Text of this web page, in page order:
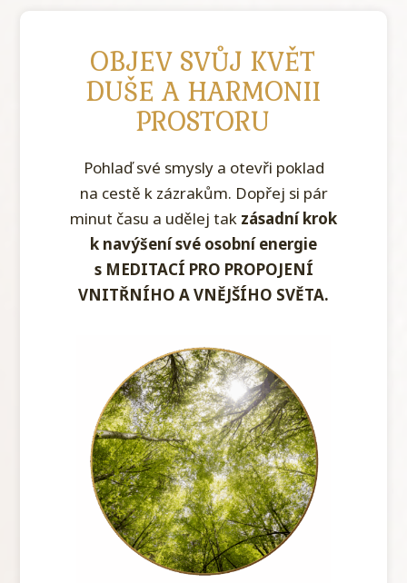
OBJEV SVŮJ KVĚT
DUŠE A HARMONII
PROSTORU
Pohlaď své smysly a otevři poklad
na cestě k zázrakům. Dopřej si pár
minut času a udělej tak zásadní krok
k navýšení své osobní energie
s MEDITACÍ PRO PROPOJENÍ
VNITŘNÍHO A VNĚJŠÍHO SVĚTA.